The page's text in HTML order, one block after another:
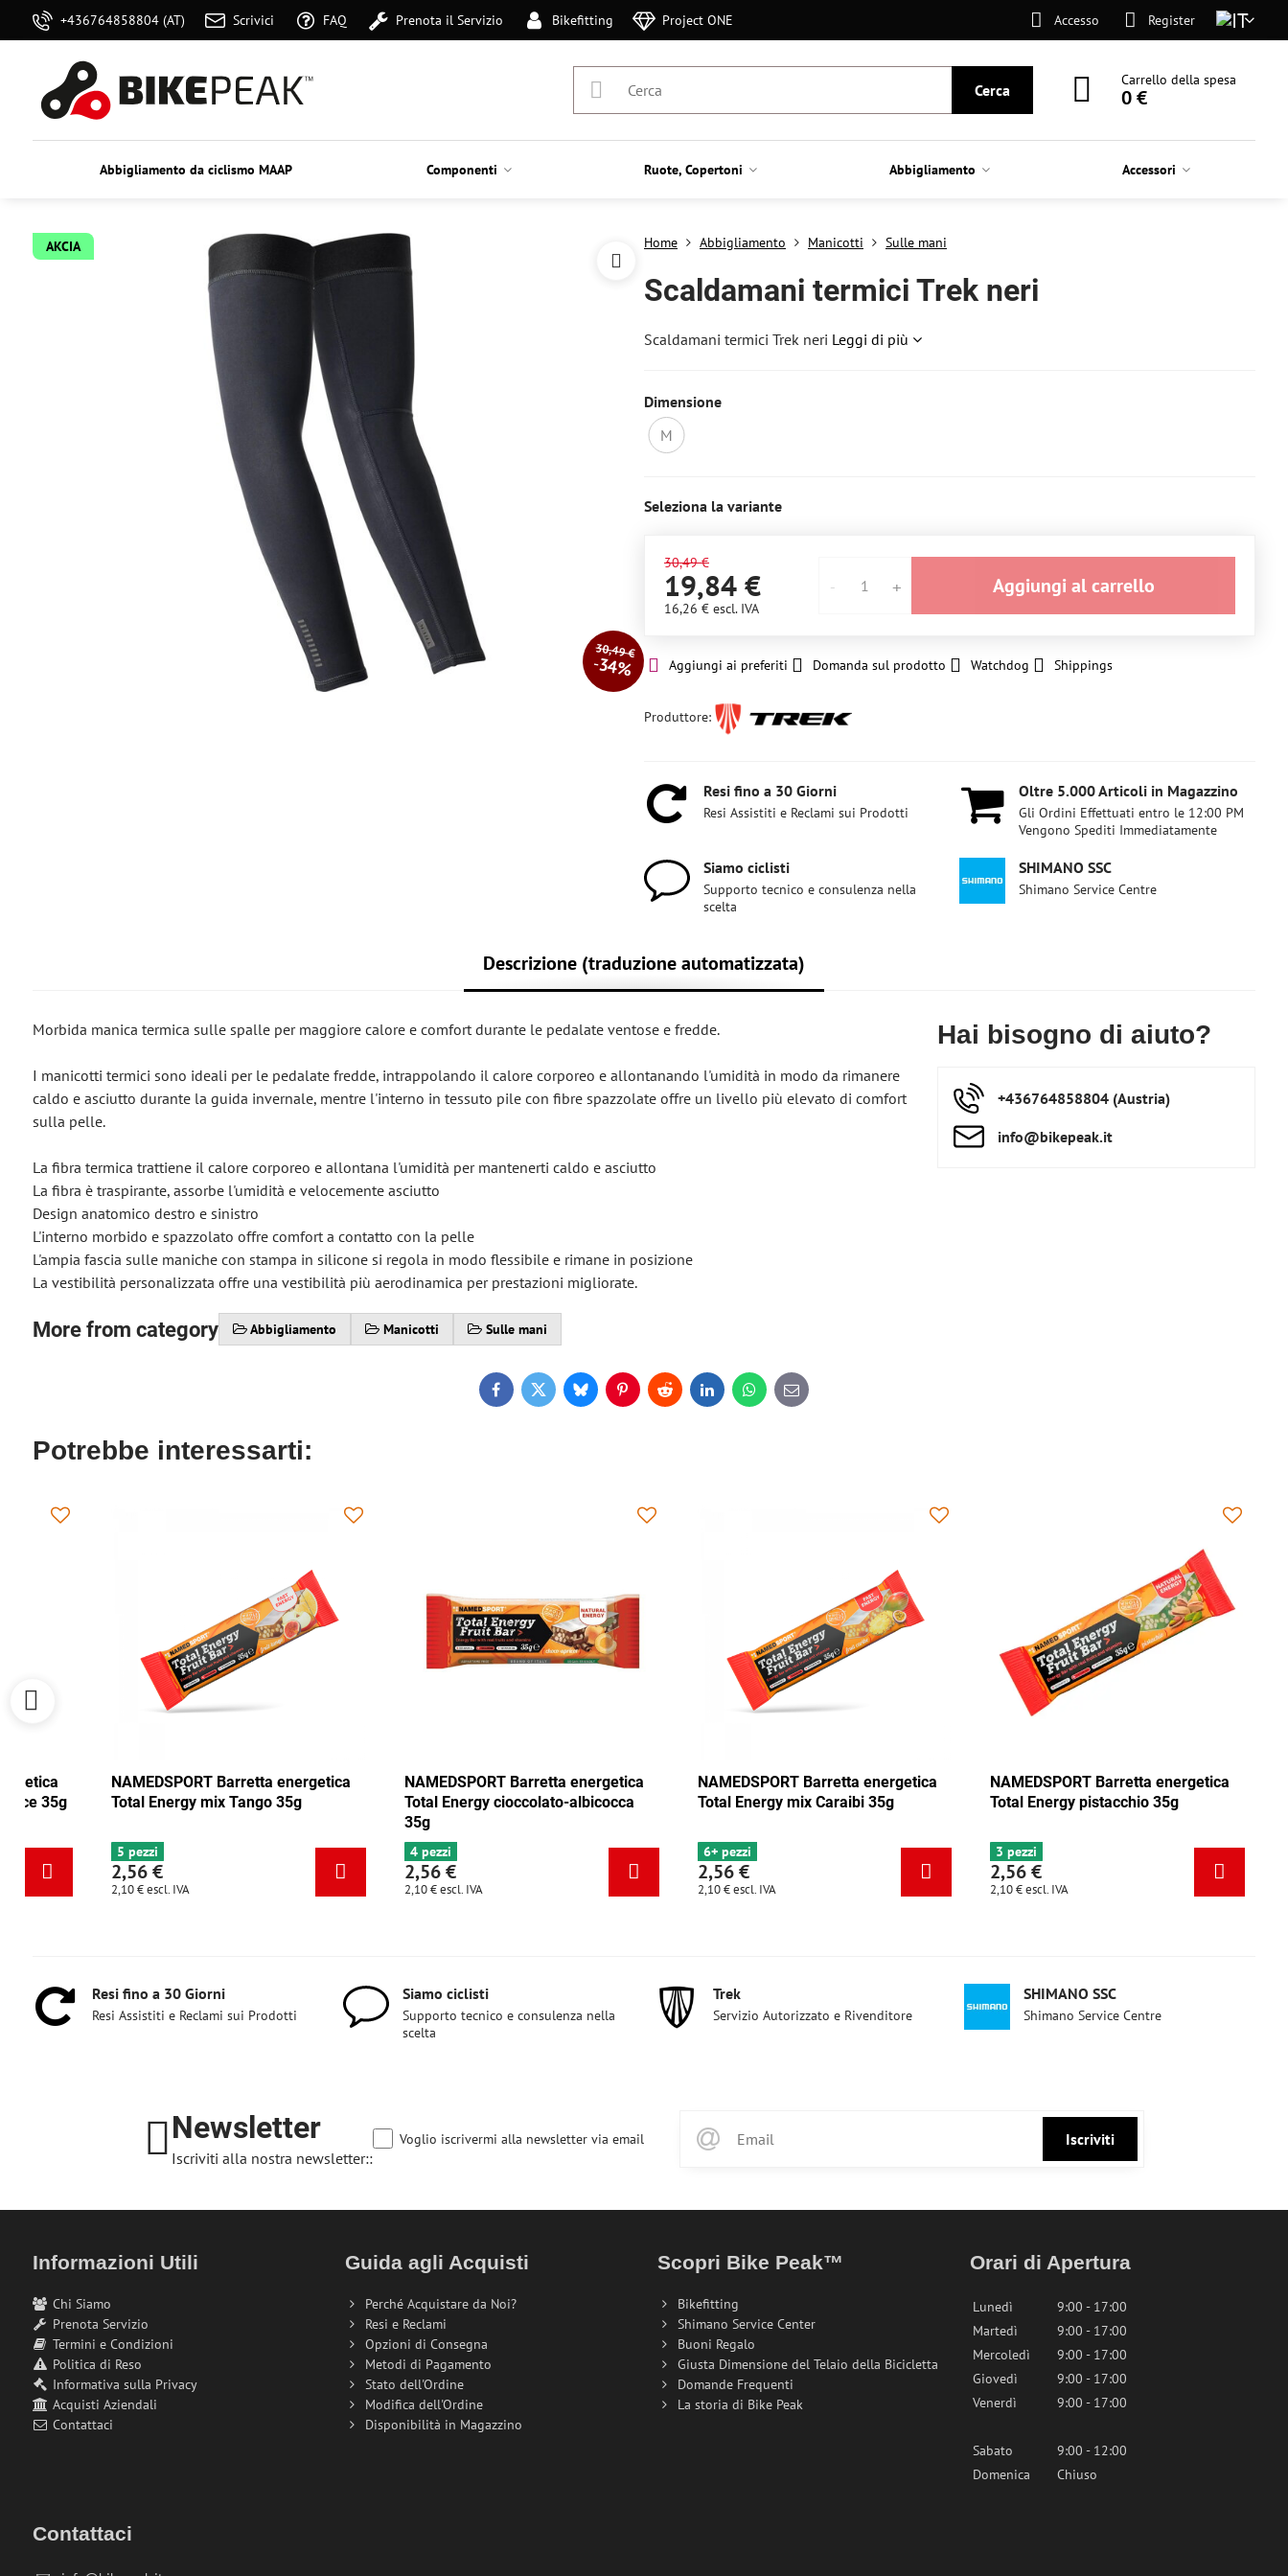
+436764858804 (AT) Scrivici FAQ Prenota il Servizio Bikefitting Project ONE Accesso Register
Cerca
Carrello della spesa
0 €
Abbigliamento da ciclismo MAAP Componenti Ruote, Copertoni Abbigliamento Accessori
AKCIA
30,49 €
34%
Home Abbigliamento Manicotti Sulle mani
Scaldamani termici Trek neri
Scaldamani termici Trek neri Leggi di più
Dimensione
M
Seleziona la variante
30,49 €
19,84 €
16,26 € escl. IVA
Aggiungi al carrello
Aggiungi ai preferiti Domanda sul prodotto Watchdog Shippings
Produttore:
Resi fino a 30 Giorni
Resi Assistiti e Reclami sui Prodotti
Oltre 5​.000 Articoli in Magazzino
Gli Ordini Effettuati entro le 12:00 PM
Vengono Spediti Immediatamente
Siamo ciclisti
Supporto tecnico e consulenza nella
scelta
SHIMANO SSC
Shimano Service Centre
Descrizione (traduzione automatizzata)
Morbida manica termica sulle spalle per maggiore calore e comfort durante le pedalate ventose e fredde.
I manicotti termici sono ideali per le pedalate fredde, intrappolando il calore corporeo e allontanando l'umidità in modo da rimanere
caldo e asciutto durante la guida invernale, mentre l'interno in tessuto pile con fibre spazzolate offre un livello più elevato di comfort
sulla pelle.
La fibra termica trattiene il calore corporeo e allontana l'umidità per mantenerti caldo e asciutto
La fibra è traspirante, assorbe l'umidità e velocemente asciutto
Design anatomico destro e sinistro
L'interno morbido e spazzolato offre comfort a contatto con la pelle
L'ampia fascia sulle maniche con stampa in silicone si regola in modo flessibile e rimane in posizione
La vestibilità personalizzata offre una vestibilità più aerodinamica per prestazioni migliorate.
More from category Abbigliamento Manicotti Sulle mani
Hai bisogno di aiuto?
+436764858804 (Austria)
info​@bikepeak​.it
FacebookTwitterBlueskyPinterestRedditLinkedInWhatsApp
E-
mail
Potrebbe interessarti:
NAMEDSPORT Barretta energetica
Total Energy mirtillo rosso-noce 35g
6+ pezzi
2,56 €
escl. IVA
NAMEDSPORT Barretta energetica
Total Energy mix Tango 35g
5 pezzi
2,56 €
escl. IVA
NAMEDSPORT Barretta energetica
Total Energy cioccolato-albicocca
4 pezzi
2,56 €
escl. IVA
NAMEDSPORT Barretta energetica
Total Energy mix Caraibi 35g
6+ pezzi
2,56 €
escl. IVA
3 pezzi
2,56 €
Resi fino a 30 Giorni
Resi Assistiti e Reclami sui Prodotti
Siamo ciclisti
Supporto tecnico e consulenza nella
scelta
Trek
Servizio Autorizzato e Rivenditore
SHIMANO SSC
Shimano Service Centre
Newsletter
Iscriviti alla nostra newsletter::
Iscriviti
Voglio iscrivermi alla newsletter via email
Informazioni Utili
Chi Siamo
Prenota Servizio
Termini e Condizioni
Politica di Reso
Informativa sulla Privacy
Acquisti Aziendali
Contattaci
Guida agli Acquisti
Perché Acquistare da Noi?
Resi e Reclami
Opzioni di Consegna
Metodi di Pagamento
Stato dell'Ordine
Modifica dell'Ordine
Disponibilità in Magazzino
Scopri Bike Peak™
Bikefitting
Shimano Service Center
Buoni Regalo
Giusta Dimensione del Telaio della Bicicletta
Domande Frequenti
La storia di Bike Peak
Orari di Apertura
Lunedì
9:00 - 17:00
Martedì
9:00 - 17:00
Mercoledì
9:00 - 17:00
Giovedì
9:00 - 17:00
Venerdì
9:00 - 17:00
Sabato
9:00 - 12:00
Domenica
Chiuso
Contattaci